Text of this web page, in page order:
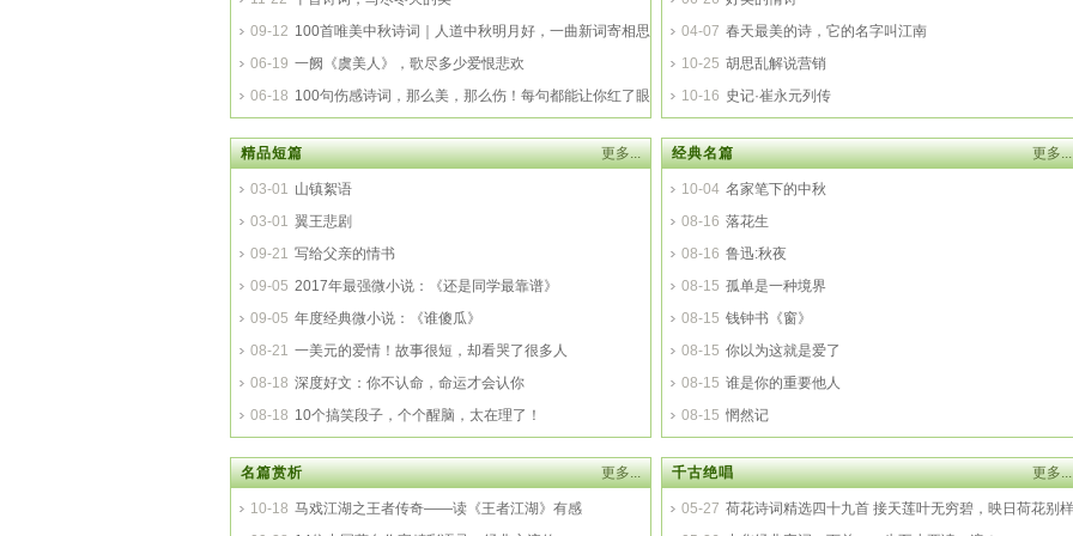
09-12 100首唯美中秋诗词｜人道中秋明月好，一曲新词寄相思
06-19 一阙《虞美人》，歌尽多少爱恨悲欢
06-18 100句伤感诗词，那么美，那么伤！每句都能让你红了眼
04-07 春天最美的诗，它的名字叫江南
10-25 胡思乱解说营销
10-16 史记·崔永元列传
精品短篇 更多...
03-01 山镇絮语
03-01 翼王悲剧
09-21 写给父亲的情书
09-05 2017年最强微小说：《还是同学最靠谱》
09-05 年度经典微小说：《谁傻瓜》
08-21 一美元的爱情！故事很短，却看哭了很多人
08-18 深度好文：你不认命，命运才会认你
08-18 10个搞笑段子，个个醒脑，太在理了！
经典名篇 更多...
10-04 名家笔下的中秋
08-16 落花生
08-16 鲁迅:秋夜
08-15 孤单是一种境界
08-15 钱钟书《窗》
08-15 你以为这就是爱了
08-15 谁是你的重要他人
08-15 惘然记
名篇赏析 更多...
10-18 马戏江湖之王者传奇——读《王者江湖》有感
千古绝唱 更多...
05-27 荷花诗词精选四十九首 接天莲叶无穷碧，映日荷花别样